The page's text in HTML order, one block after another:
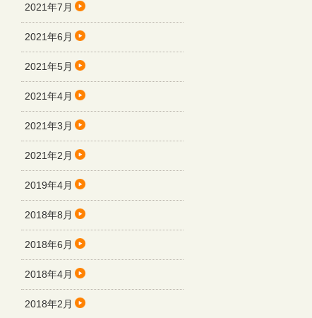
2021年7月
2021年6月
2021年5月
2021年4月
2021年3月
2021年2月
2019年4月
2018年8月
2018年6月
2018年4月
2018年2月